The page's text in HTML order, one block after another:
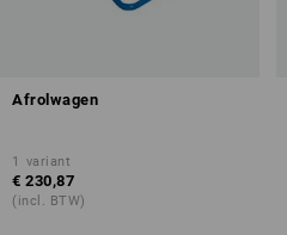
Afrolwagen
1 variant
€ 230,87
(incl. BTW)